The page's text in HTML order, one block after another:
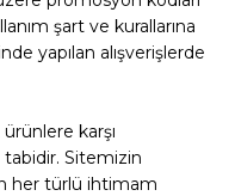
şart ve kurallarına
yapılan alışverişlerde
ürünlere karşı
tabidir. Sitemizin
her türlü ihtimam